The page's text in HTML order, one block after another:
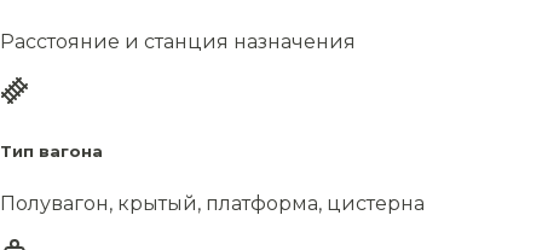
Расстояние и станция назначения
Тип вагона
Полувагон, крытый, платформа, цистерна